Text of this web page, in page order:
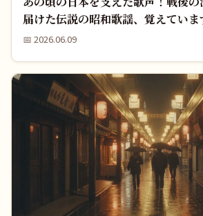
届けた伝説の昭和歌謡、覚えていま
📅 2026.06.09